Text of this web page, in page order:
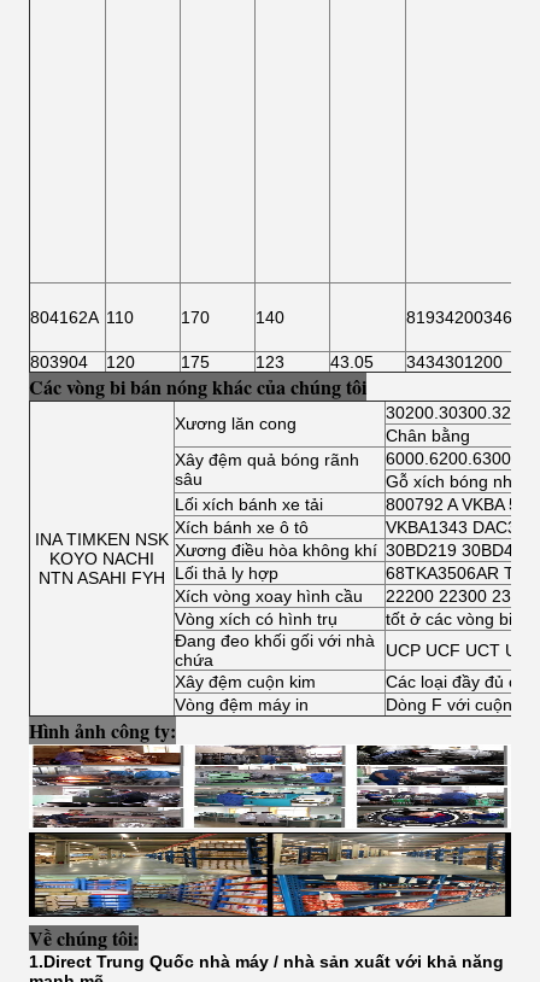
804162A 110 170 140 81934200346
803904 120 175 123 43.05 3434301200
Các vòng bi bán nóng khác của chúng tôi
INA TIMKEN NSK
KOYO NACHI
NTN ASAHI FYH
Xương lăn cong
Chân bằng
Xây đệm quả bóng rãnh
sâu
Gỗ xích bóng nhỏ
Lối xích bánh xe tải
800792 A VKBA
Xích bánh xe ô tô
VKBA1343
Xương điều hòa không khí 30BD219 30BD40
Lối thả ly hợp
68TKA3506AR
Xích vòng xoay hình cầu
22200 22300
Vòng xích có hình trụ
tốt ở các vòng bi
Đang đeo khối gối với nhà
chứa
UCP UCF UCT
Xây đệm cuộn kim
Các loại đầy đủ
Vòng đệm máy in
Dòng F với cuộn
Hình ảnh công ty:
Về chúng tôi:
1.Direct Trung Quốc nhà máy / nhà sản xuất với khả năng